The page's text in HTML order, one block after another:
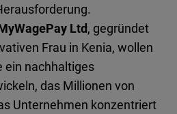
Ltd, gegründet
Frau in Kenia, wollen
ein nachhaltiges
das Millionen von
Unternehmen konzentriert